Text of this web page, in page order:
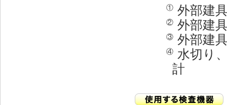
① 外部建
② 外部建
③ 外部建
④ 水切り
計